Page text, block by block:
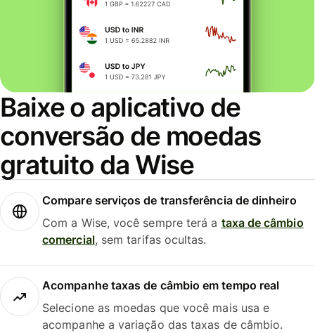
Baixe o aplicativo de
conversão de moedas
gratuito da Wise
Compare serviços de transferência de dinheiro
Com a Wise, você sempre terá a taxa de câmbio
comercial, sem tarifas ocultas.
Acompanhe taxas de câmbio em tempo real
Selecione as moedas que você mais usa e
acompanhe a variação das taxas de câmbio.